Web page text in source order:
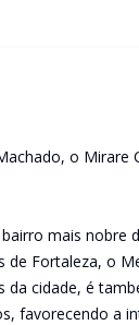
o Mirare
mais nobre
Fortaleza, o
da cidade, é
favorecendo a